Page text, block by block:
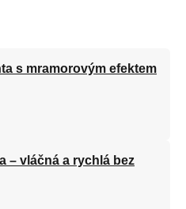
s mramorovým efektem
– vláčná a rychlá bez